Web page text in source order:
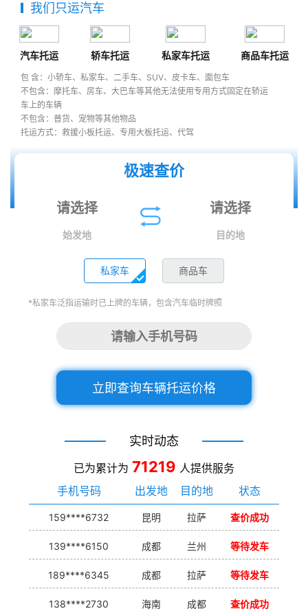
我们只运汽车
汽车托运 轿车托运 私家车托运 商品车托运
包 含：小轿车、私家车、二手车、SUV、皮卡车、面包车
不包含：摩托车、房车、大巴车等其他无法使用专用方式固定在轿运
车上的车辆
不包含：普货、宠物等其他物品
托运方式：救援小板托运、专用大板托运、代驾
极速查价
始发地 目的地
私家车 商品车
*私家车泛指运输时已上牌的车辆，包含汽车临时牌照
立即查询车辆托运价格
实时动态
已为累计为 71219 人提供服务
手机号码
出发地 目的地 状态
159****6732 昆明 拉萨 查价成功
139****6150 成都 兰州 等待发车
189****6345 成都 拉萨 等待发车
138****2730 海南 成都 查价成功